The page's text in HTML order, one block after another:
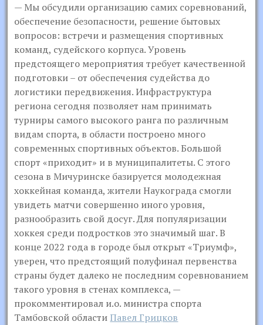
— Мы обсудили организацию самих соревнований,
обеспечение безопасности, решение бытовых
вопросов: встречи и размещения спортивных
команд, судейского корпуса. Уровень
предстоящего мероприятия требует качественной
подготовки – от обеспечения судейства до
логистики передвижения. Инфраструктура
региона сегодня позволяет нам принимать
турниры самого высокого ранга по различным
видам спорта, в области построено много
современных спортивных объектов. Большой
спорт «приходит» и в муниципалитеты. С этого
сезона в Мичуринске базируется молодежная
хоккейная команда, жители Наукограда смогли
увидеть матчи совершенно иного уровня,
разнообразить свой досуг. Для популяризации
хоккея среди подростков это значимый шаг. В
конце 2022 года в городе был открыт «Триумф»,
уверен, что предстоящий полуфинал первенства
страны будет далеко не последним соревнованием
такого уровня в стенах комплекса, —
прокомментировал и.о. министра спорта
Тамбовской области Павел Грицков